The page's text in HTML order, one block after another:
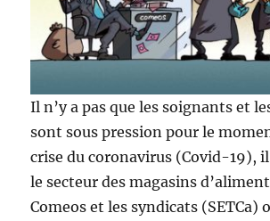
Il n’y a pas que les soignants et
sont sous pression pour le
crise du coronavirus (Covid-19),
le secteur des magasins
Comeos et les syndicats (SETCa)